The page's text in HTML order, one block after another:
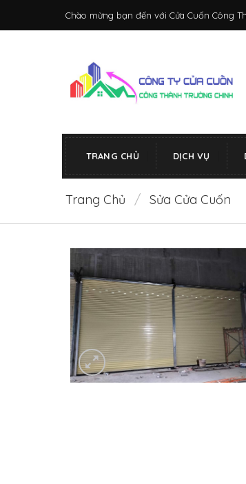
Chào mừng bạn đến với Cửa Cuốn Công
TRANG CHỦ DỊCH VỤ
Trang Chủ / Sửa Cửa Cuốn